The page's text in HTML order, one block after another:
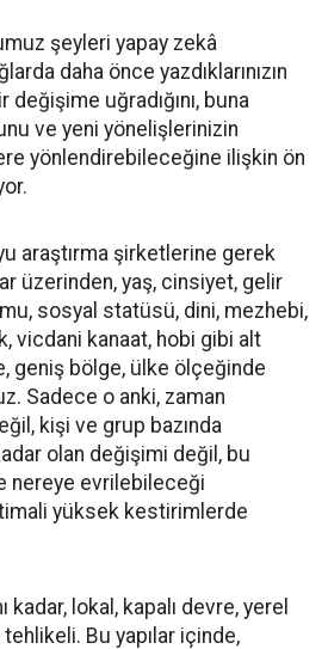
şeyleri yapay zekâ
daha önce yazdıklarınızın
değişime uğradığını, buna
ve yeni yönelişlerinizin
yönlendirebileceğine ilişkin ön
araştırma şirketlerine gerek
üzerinden, yaş, cinsiyet, gelir
sosyal statüsü, dini, mezhebi,
vicdani kanaat, hobi gibi alt
geniş bölge, ülke ölçeğinde
Sadece o anki, zaman
kişi ve grup bazında
olan değişimi değil, bu
nereye evrilebileceği
yüksek kestirimlerde
kadar, lokal, kapalı devre, yerel
Bu yapılar içinde,